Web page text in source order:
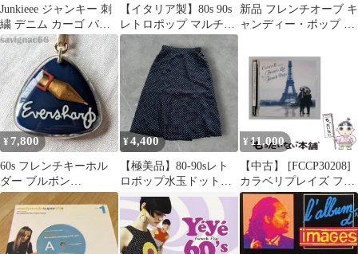
Junkieee ジャンキー 刺
繍 デニム カーゴ パン
ツ チャコール 犬
【イタリア製】80s 90s
レトロポップ マルチカ
ラー ドット柄Tシャツ
新品 フレンチオーブ キ
ャンディー・ポップ イ
パンツ S
¥ 7,800
60s フレンチキーホル
ダー ブルボン
EVERSHARP 万年筆 ペ
ン先
¥4,400
【極美品】80-90sレト
ロポップ水玉ドット柄
フレアスカート 上質キ
ュプラ
¥ 11,000
【中古】 [FCCP30208]
カラベリプレイズ フラ
ンシス･レイ& フレンチ
ポップス / カラベリ・
グランド・オーケスト
ラ /